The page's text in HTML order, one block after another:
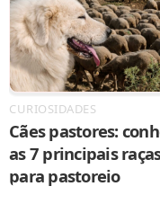
CURIOSIDADES
Cães pastores:
as 7 principais
para pastoreio